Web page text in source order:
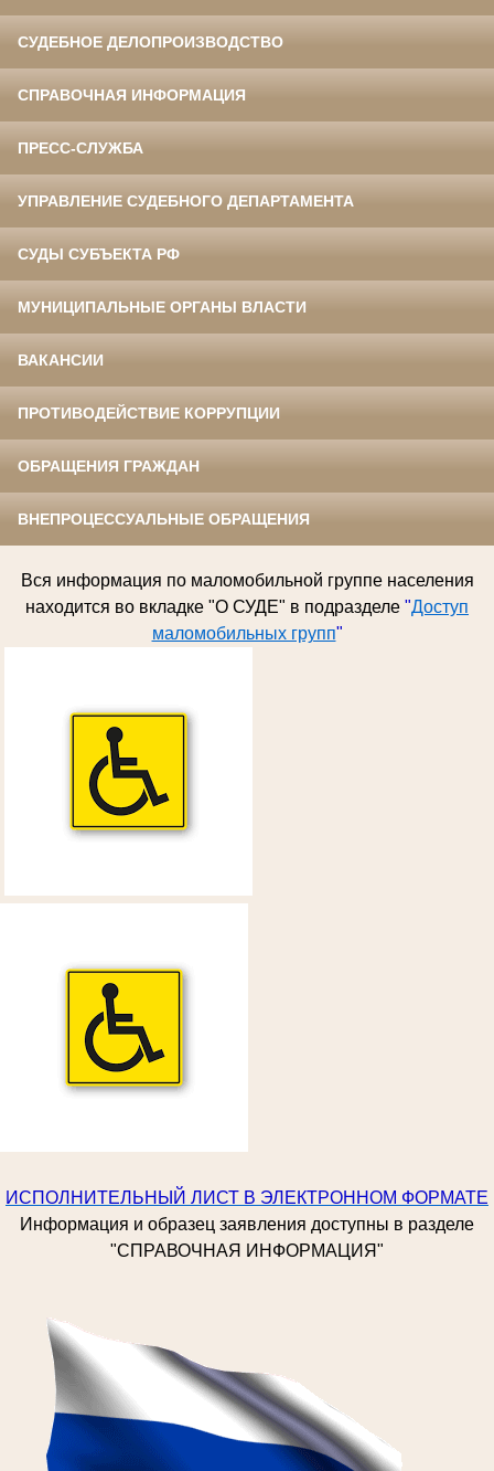
СУДЕБНОЕ ДЕЛОПРОИЗВОДСТВО
СПРАВОЧНАЯ ИНФОРМАЦИЯ
ПРЕСС-СЛУЖБА
УПРАВЛЕНИЕ СУДЕБНОГО ДЕПАРТАМЕНТА
СУДЫ СУБЪЕКТА РФ
МУНИЦИПАЛЬНЫЕ ОРГАНЫ ВЛАСТИ
ВАКАНСИИ
ПРОТИВОДЕЙСТВИЕ КОРРУПЦИИ
ОБРАЩЕНИЯ ГРАЖДАН
ВНЕПРОЦЕССУАЛЬНЫЕ ОБРАЩЕНИЯ
Вся информация по маломобильной группе населения
находится во вкладке "О СУДЕ" в подразделе "Доступ
маломобильных групп"
ИСПОЛНИТЕЛЬНЫЙ ЛИСТ В ЭЛЕКТРОННОМ ФОРМАТЕ
Информация и образец заявления доступны в разделе
"СПРАВОЧНАЯ ИНФОРМАЦИЯ"